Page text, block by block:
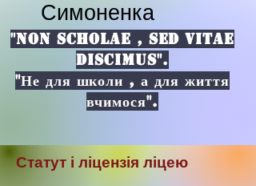
Симоненка
"NON SCHOLAE , SED VITAE
DISCIMUS".
"Не для школи , а для життя
вчимося".
Статут і ліцензія ліцею